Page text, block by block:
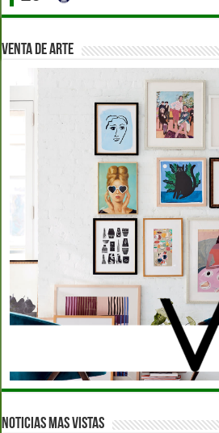
VENTA DE ARTE
Noticias Mas Vistas